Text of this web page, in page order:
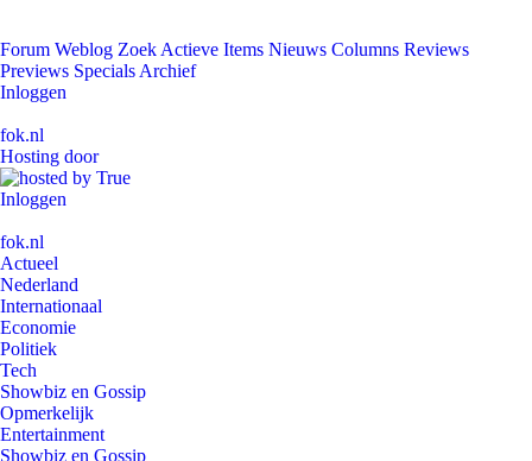
Forum Weblog Zoek Actieve Items Nieuws Columns Reviews
Previews Specials Archief
Inloggen
fok.nl
Hosting door
Inloggen
fok.nl
Actueel
Nederland
Internationaal
Economie
Politiek
Tech
Showbiz en Gossip
Opmerkelijk
Entertainment
Showbiz en Gossip